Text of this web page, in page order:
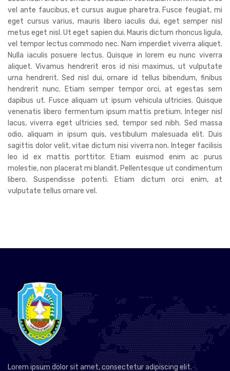
vel ante faucibus, et cursus augue pharetra. Fusce feugiat, mi
eget cursus varius, mauris libero iaculis dui, eget semper nisl
metus eget nisl. Ut eget sapien dui. Mauris dictum rhoncus ligula,
vel tempor lectus commodo nec. Nam imperdiet viverra aliquet.
Nulla iaculis posuere lectus. Quisque in lorem eu nunc viverra
aliquet. Vivamus hendrerit eros id nisi maximus, ut vulputate
urna hendrerit. Sed nisl dui, ornare id tellus bibendum, finibus
hendrerit nunc. Etiam semper tempor orci, at egestas sem
dapibus ut. Fusce aliquam ut ipsum vehicula ultricies. Quisque
venenatis libero fermentum ipsum mattis pretium. Integer nisl
lacus, viverra eget ultricies sed, tempor sed nibh. Sed massa
odio, aliquam in ipsum quis, vestibulum malesuada elit. Duis
sagittis dolor velit, vitae dictum nisi viverra non. Integer facilisis
leo id ex mattis porttitor. Etiam euismod enim ac purus
molestie, non placerat mi blandit. Pellentesque ut condimentum
libero. Suspendisse potenti. Etiam dictum orci enim, at
vulputate tellus ornare vel.
Lorem ipsum dolor sit amet, consectetur adipiscing elit.